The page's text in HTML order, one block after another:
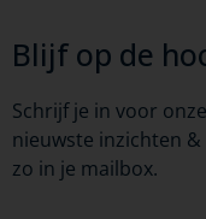
Blijf op de
Schrijf je in voor
nieuwste inzichten
zo in je mailbox.